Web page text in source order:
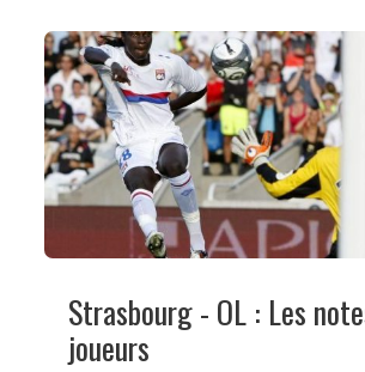
Strasbourg - OL : Les
joueurs